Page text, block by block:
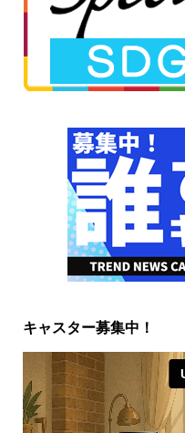
キャスター募集中！